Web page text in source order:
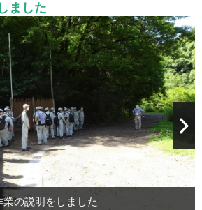
ました
業の説明をしました
オオフサモで水面が見えません